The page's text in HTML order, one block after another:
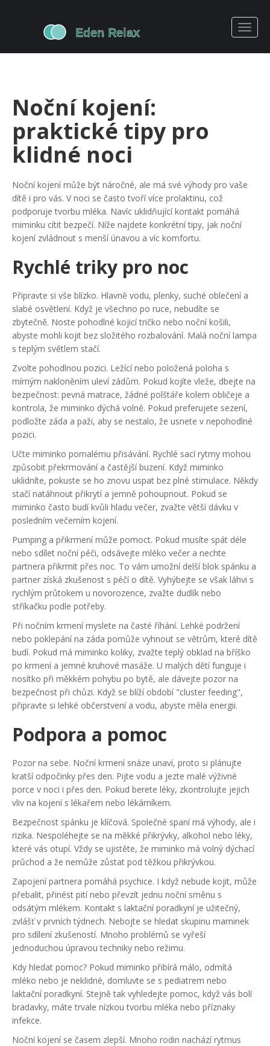
Noční kojení:
praktické tipy pro
klidné noci
Noční kojení může být náročné, ale má své výhody pro vaše
dítě i pro vás. V noci se často tvoří více prolaktinu, což
podporuje tvorbu mléka. Navíc uklidňující kontakt pomáhá
miminku cítit bezpečí. Níže najdete konkrétní tipy, jak noční
kojení zvládnout s menší únavou a víc komfortu.
Rychlé triky pro noc
Připravte si vše blízko. Hlavně vodu, plenky, suché oblečení a
slabé osvětlení. Když je všechno po ruce, nebudíte se
zbytečně. Noste pohodlné kojicí tričko nebo noční košili,
abyste mohli kojit bez složitého rozbalování. Malá noční lampa
s teplým světlem stačí.
Zvolte pohodlnou pozici. Ležící nebo položená poloha s
mírným nakloněním uleví zádům. Pokud kojíte vleže, dbejte na
bezpečnost: pevná matrace, žádné polštáře kolem obličeje a
kontrola, že miminko dýchá volně. Pokud preferujete sezení,
podložte záda a paži, aby se nestalo, že usnete v nepohodlné
pozici.
Učte miminko pomalému přisávání. Rychlé sací rytmy mohou
způsobit překrmování a častější buzení. Když miminko
uklidníte, pokuste se ho znovu uspat bez plné stimulace. Někdy
stačí natáhnout přikrytí a jemně pohoupnout. Pokud se
miminko často budí kvůli hladu večer, zvažte větší dávku v
posledním večerním kojení.
Pumping a přikrmení může pomoct. Pokud musíte spát déle
nebo sdílet noční péči, odsávejte mléko večer a nechte
partnera přikrmit přes noc. To vám umožní delší blok spánku a
partner získá zkušenost s péčí o dítě. Vyhýbejte se však láhvi s
rychlým průtokem u novorozence, zvažte dudlík nebo
stříkačku podle potřeby.
Při nočním krmení myslete na časté říhání. Lehké podržení
nebo poklepání na záda pomůže vyhnout se větrům, které dítě
budí. Pokud má miminko koliky, zvažte teplý obklad na bříško
po krmení a jemné kruhové masáže. U malých dětí funguje i
nosítko při měkkém pohybu po bytě, ale dávejte pozor na
bezpečnost při chůzi. Když se blíží období "cluster feeding",
připravte si lehké občerstvení a vodu, abyste měla energii.
Podpora a pomoc
Pozor na sebe. Noční krmení snáze unaví, proto si plánujte
kratší odpočinky přes den. Pijte vodu a jezte malé výživné
porce v noci i přes den. Pokud berete léky, zkontrolujte jejich
vliv na kojení s lékařem nebo lékárníkem.
Bezpečnost spánku je klíčová. Společné spaní má výhody, ale i
rizika. Nespoléhejte se na měkké přikrývky, alkohol nebo léky,
které vás otupí. Vždy se ujistěte, že miminko má volný dýchací
průchod a že nemůže zůstat pod těžkou přikrývkou.
Zapojení partnera pomáhá psychice. I když nebude kojit, může
přebalit, přinést pití nebo převzít jednu noční směnu s
odsátým mlékem. Kontakt s laktační poradkyní je užitečný,
zvlášť v prvních týdnech. Nebojte se hledat skupinu maminek
pro sdílení zkušeností. Mnoho problémů se vyřeší
jednoduchou úpravou techniky nebo režimu.
Kdy hledat pomoc? Pokud miminko přibírá málo, odmítá
mléko nebo je neklidné, domluvte se s pediatrem nebo
laktační poradkyní. Stejně tak vyhledejte pomoc, když vás bolí
bradavky, máte trvale nízkou tvorbu mléka nebo příznaky
infekce.
Noční kojení se časem zlepší. Mnoho rodin nachází rytmus